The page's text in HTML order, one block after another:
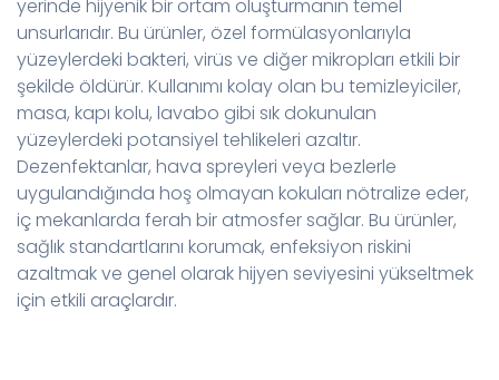
yerinde hijyenik bir ortam oluşturmanın temel
unsurlarıdır. Bu ürünler, özel formülasyonlarıyla
yüzeylerdeki bakteri, virüs ve diğer mikropları etkili bir
şekilde öldürür. Kullanımı kolay olan bu temizleyiciler,
masa, kapı kolu, lavabo gibi sık dokunulan
yüzeylerdeki potansiyel tehlikeleri azaltır.
Dezenfektanlar, hava spreyleri veya bezlerle
uygulandığında hoş olmayan kokuları nötralize eder,
iç mekanlarda ferah bir atmosfer sağlar. Bu ürünler,
sağlık standartlarını korumak, enfeksiyon riskini
azaltmak ve genel olarak hijyen seviyesini yükseltmek
için etkili araçlardır.